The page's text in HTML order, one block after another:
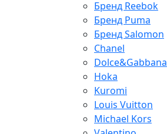
Бренд Reebok
Бренд Puma
Бренд Salomon
Chanel
Dolce&Gabbana
Hoka
Kuromi
Louis Vuitton
Michael Kors